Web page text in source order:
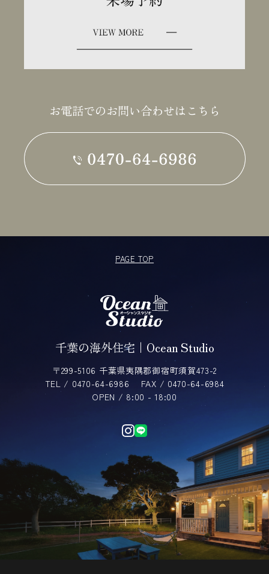
お電話でのお問い合わせはこちら
PAGE TOP
千葉の海外住宅｜Ocean Studio
〒299-5106 千葉県夷隅郡御宿町須賀473-2
TEL / 0470-64-6986
FAX / 0470-64-6984
OPEN / 8:00 - 18:00